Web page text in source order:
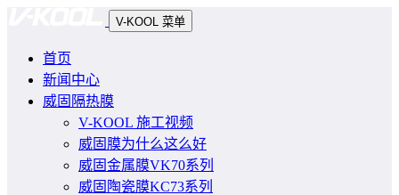
V-KOOL 菜单
首页
新闻中心
威固隔热膜
V-KOOL 施工视频
威固膜为什么这么好
威固金属膜VK70系列
威固陶瓷膜KC73系列